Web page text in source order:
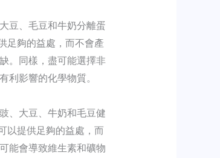
豆、毛豆和牛奶分離蛋
足夠的益處，而不會產
。同樣，盡可能選擇非
影響的化學物質。
、大豆、牛奶和毛豆健
以提供足夠的益處，而
能會導致維生素和礦物